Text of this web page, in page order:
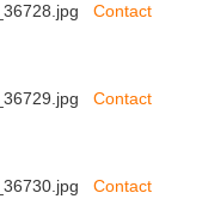
Contact
Contact
Contact